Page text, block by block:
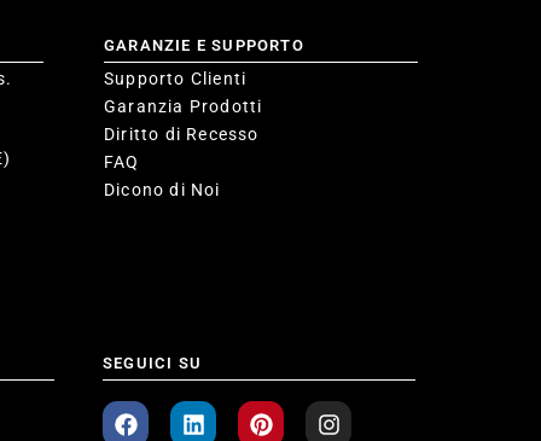
GARANZIE E SUPPORTO
Supporto Clienti
Garanzia Prodotti
Diritto di Recesso
FAQ
Dicono di Noi
SEGUICI SU